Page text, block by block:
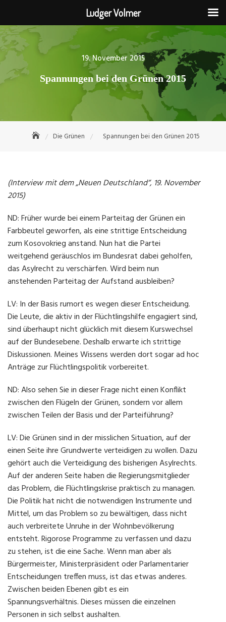
Skip
to
content
Posted
19. November 2015
Spannungen bei den Grünen 2015
Die Grünen Spannungen bei den Grünen 2015
(Interview mit dem „Neuen Deutschland“, 19. November
2015)
ND: Früher wurde bei einem Parteitag der Grünen ein
Farbbeutel geworfen, als eine strittige Entscheidung
zum Kosovokrieg anstand. Nun hat die Partei
weitgehend geräuschlos im Bundesrat dabei geholfen,
das Asylrecht zu verschärfen. Wird beim nun
anstehenden Parteitag der Aufstand ausbleiben?
LV: In der Basis rumort es wegen dieser Entscheidung.
Die Leute, die aktiv in der Flüchtlingshilfe engagiert sind,
sind überhaupt nicht glücklich mit diesem Kurswechsel
auf der Bundesebene. Deshalb erwarte ich strittige
Diskussionen. Meines Wissens werden dort sogar ad hoc
Anträge zur Flüchtlingspolitik vorbereitet.
ND: Also sehen Sie in dieser Frage nicht einen Konflikt
zwischen den Flügeln der Grünen, sondern vor allem
zwischen Teilen der Basis und der Parteiführung?
LV: Die Grünen sind in der misslichen Situation, auf der
einen Seite ihre Grundwerte verteidigen zu wollen. Dazu
gehört auch die Verteidigung des bisherigen Asylrechts.
Auf der anderen Seite haben die Regierungsmitglieder
das Problem, die Flüchtlingskrise praktisch zu managen.
Die Politik hat nicht die notwendigen Instrumente und
Mittel, um das Problem so zu bewältigen, dass nicht
auch verbreitete Unruhe in der Wohnbevölkerung
entsteht. Rigorose Programme zu verfassen und dazu
zu stehen, ist die eine Sache. Wenn man aber als
Bürgermeister, Ministerpräsident oder Parlamentarier
Entscheidungen treffen muss, ist das etwas anderes.
Zwischen beiden Ebenen gibt es ein
Spannungsverhältnis. Dieses müssen die einzelnen
Personen in sich selbst aushalten.
Ludger Volmer